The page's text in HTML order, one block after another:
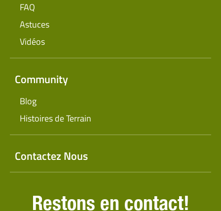
FAQ
Astuces
Vidéos
Community
Blog
Histoires de Terrain
Contactez Nous
Restons en contact!